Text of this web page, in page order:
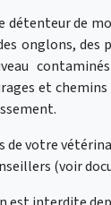
détenteur de
onglons,
et
de votre
(voir